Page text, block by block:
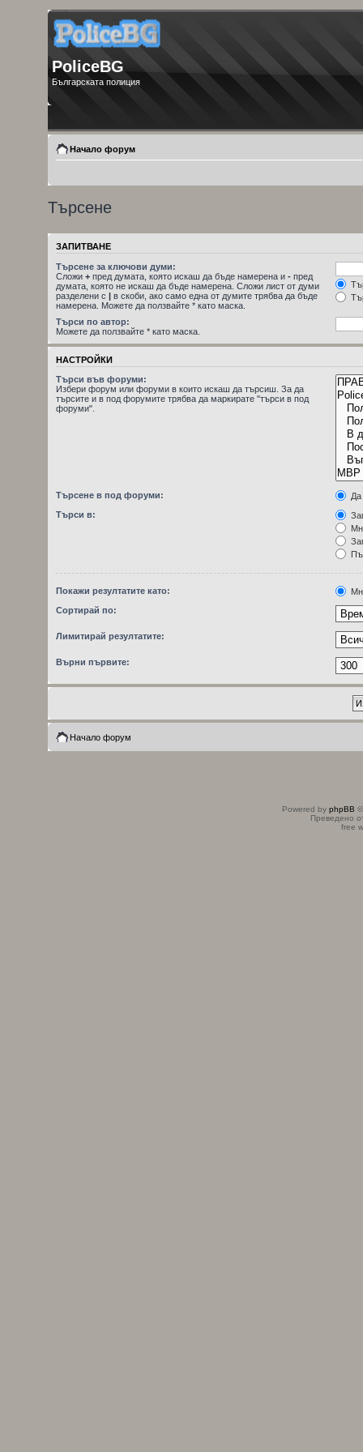
PoliceBG
Българската полиция
Начало форум
Търсене
ЗАПИТВАНЕ
Търсене за ключови думи:
Сложи + пред думата, която искаш да бъде намерена и - пред
думата, която не искаш да бъде намерена. Сложи лист от думи
разделени с | в скоби, ако само една от думите трябва да бъде
намерена. Можете да ползвайте * като маска.
Търси по автор:
Можете да ползвайте * като маска.
НАСТРОЙКИ
Търси във форуми:
Избери форум или форуми в които искаш да търсиш. За да
търсите и в под форумите трябва да маркирате "търси в под
форуми".
Търсене в под форуми:
Да
Търси в:
Покажи резултатите като:
Сортирай по:
Лимитирай резултатите:
Върни първите:
Начало форум
Powered by phpBB
Преведено
free